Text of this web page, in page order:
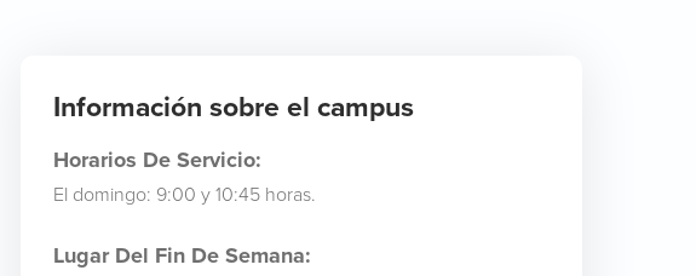
Información sobre el campus
Horarios De Servicio:
El domingo: 9:00 y 10:45 horas.
Lugar Del Fin De Semana: